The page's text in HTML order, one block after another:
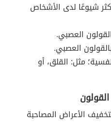
شيوعًا لدى الأشخاص
العصبي.
العصبي.
مثل: القلق، أو
الأعراض المصاحبة